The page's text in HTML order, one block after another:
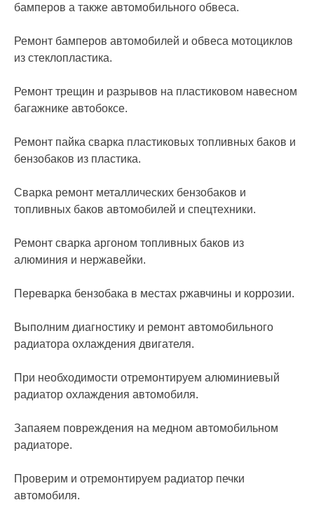
бамперов а также автомобильного обвеса.
Ремонт бамперов автомобилей и обвеса мотоциклов
из стеклопластика.
Ремонт трещин и разрывов на пластиковом навесном
багажнике автобоксе.
Ремонт пайка сварка пластиковых топливных баков и
бензобаков из пластика.
Сварка ремонт металлических бензобаков и
топливных баков автомобилей и спецтехники.
Ремонт сварка аргоном топливных баков из
алюминия и нержавейки.
Переварка бензобака в местах ржавчины и коррозии.
Выполним диагностику и ремонт автомобильного
радиатора охлаждения двигателя.
При необходимости отремонтируем алюминиевый
радиатор охлаждения автомобиля.
Запаяем повреждения на медном автомобильном
радиаторе.
Проверим и отремонтируем радиатор печки
автомобиля.